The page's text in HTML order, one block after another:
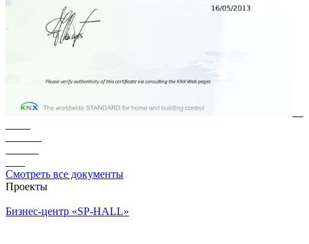
Смотреть все документы
Проекты
Бизнес-центр «SP-HALL»